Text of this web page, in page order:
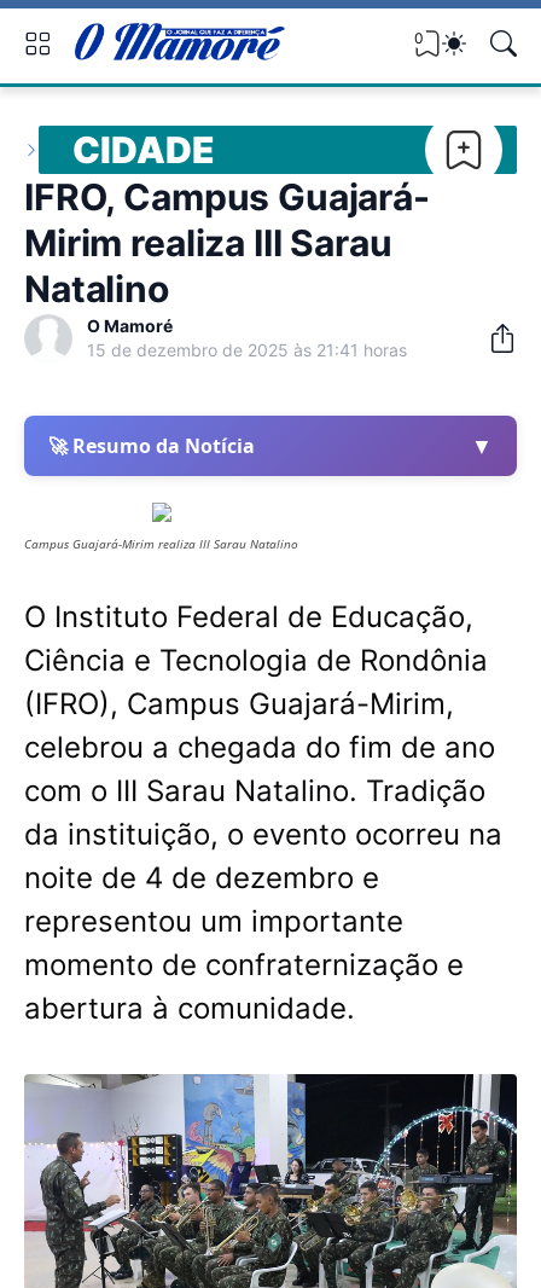
0
CIDADE
IFRO, Campus Guajará-
Mirim realiza III Sarau
Natalino
O Mamoré
15 de dezembro de 2025 às 21:41 horas
🚀 Resumo da Notícia ▼
Campus Guajará-Mirim realiza III Sarau Natalino
O Instituto Federal de Educação,
Ciência e Tecnologia de Rondônia
(IFRO), Campus Guajará-Mirim,
celebrou a chegada do fim de ano
com o III Sarau Natalino. Tradição
da instituição, o evento ocorreu na
noite de 4 de dezembro e
representou um importante
momento de confraternização e
abertura à comunidade.